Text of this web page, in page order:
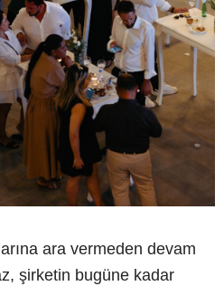
ara vermeden devam
şirketin bugüne kadar